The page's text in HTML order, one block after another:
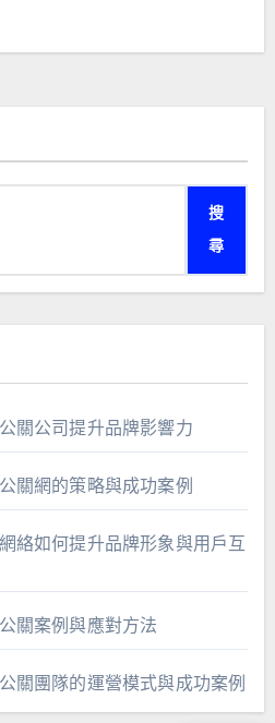
搜
尋
關公司提升品牌影響力
關網的策略與成功案例
絡如何提升品牌形象與用戶互
關案例與應對方法
關團隊的運營模式與成功案例